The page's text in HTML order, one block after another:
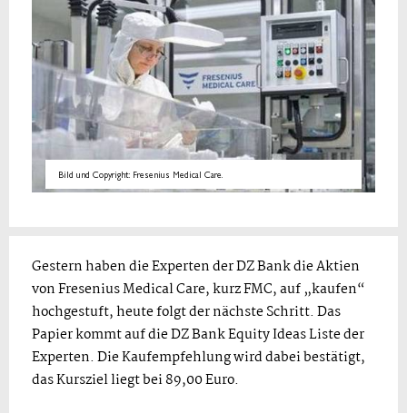
Bild und Copyright: Fresenius Medical Care.
Gestern haben die Experten der DZ Bank die Aktien
von Fresenius Medical Care, kurz FMC, auf „kaufen“
hochgestuft, heute folgt der nächste Schritt. Das
Papier kommt auf die DZ Bank Equity Ideas Liste der
Experten. Die Kaufempfehlung wird dabei bestätigt,
das Kursziel liegt bei 89,00 Euro.